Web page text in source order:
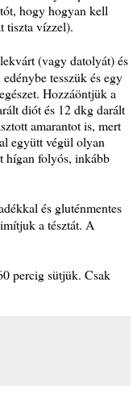
hogy hogyan kell
tiszta vízzel).
(vagy datolyát) és
tesszük és egy
Hozzáöntjük a
diót és 12 dkg darált
amarantot is, mert
együtt végül olyan
hígan folyós, inkább
és gluténmentes
a tésztát. A
percig sütjük. Csak